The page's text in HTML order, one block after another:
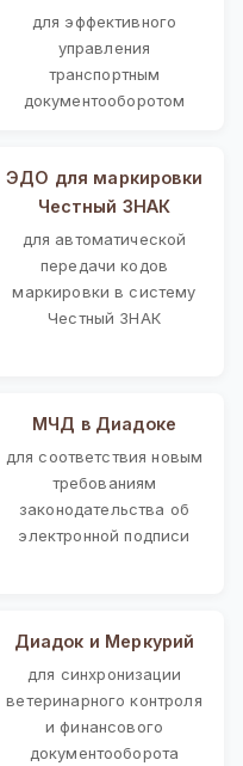
для эффективного
управления
транспортным
документооборотом
ЭДО для маркировки
Честный ЗНАК
для автоматической
передачи кодов
маркировки в систему
Честный ЗНАК
МЧД в Диадоке
для соответствия новым
требованиям
законодательства об
электронной подписи
Диадок и Меркурий
для синхронизации
ветеринарного контроля
и финансового
документооборота